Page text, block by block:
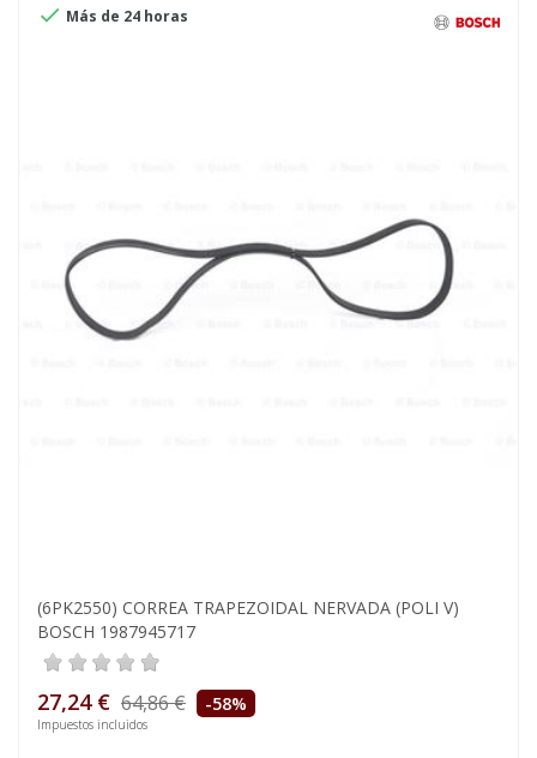
 Más de 24 horas
(6PK2550) CORREA TRAPEZOIDAL NERVADA (POLI V)
BOSCH 1987945717
27,24 € 64,86 € -58%
Impuestos incluidos